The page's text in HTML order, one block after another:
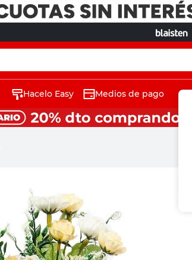
Hacelo Easy Medios de pago